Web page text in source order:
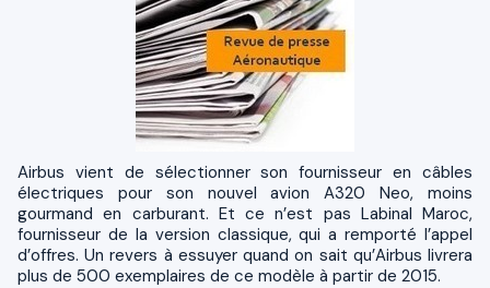
Airbus vient de sélectionner son fournisseur en câbles
électriques pour son nouvel avion A320 Neo, moins
gourmand en carburant. Et ce n’est pas Labinal Maroc,
fournisseur de la version classique, qui a remporté l’appel
d’offres. Un revers à essuyer quand on sait qu’Airbus livrera
plus de 500 exemplaires de ce modèle à partir de 2015.